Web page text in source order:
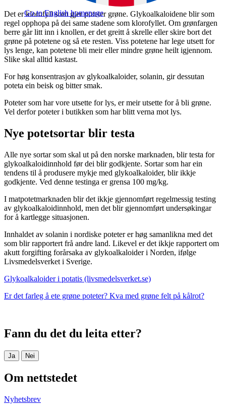
Go to English homepage
Det er klorofyll som gjer poteter grøne. Glykoalkaloidene blir som
regel opphopa på dei same stadene som klorofyllet. Om grønfargen
berre går litt inn i knollen, er det greitt å skrelle eller skire bort det
grøne på potetene og så ete resten. Viss potetene har lege utsett for
lys lenge, kan potetene bli meir eller mindre grøne heilt igjennom.
Slike skal alltid kastast.
For høg konsentrasjon av glykoalkaloider, solanin, gir dessutan
poteta ein beisk og bitter smak.
Poteter som har vore utsette for lys, er meir utsette for å bli grøne.
Vel derfor poteter i butikken som har blitt verna mot lys.
Nye potetsortar blir testa
Alle nye sortar som skal ut på den norske marknaden, blir testa for
glykoalkaloidinnhold før dei blir godkjente. Sortar som har ein
tendens til å produsere mykje med glykoalkaloider, blir ikkje
godkjente. Ved denne testinga er grensa 100 mg/kg.
I matpotetmarknaden blir det ikkje gjennomført regelmessig testing
av glykoalkaloidinnhold, men det blir gjennomført undersøkingar
for å kartlegge situasjonen.
Innhaldet av solanin i nordiske poteter er høg samanlikna med det
som blir rapportert frå andre land. Likevel er det ikkje rapportert om
akutt forgifting forårsaka av glykoalkaloider i Norden, ifølge
Livsmedelsverket i Sverige.
Glykoalkaloider i potatis (livsmedelsverket.se)
Er det farleg å ete grøne poteter? Kva med grøne felt på kålrot?
Fann du det du leita etter?
Ja Nei
Om nettstedet
Nyhetsbrev